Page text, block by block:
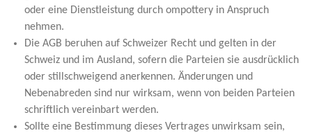
oder eine Dienstleistung durch ompottery in Anspruch
nehmen.
Die AGB beruhen auf Schweizer Recht und gelten in der
Schweiz und im Ausland, sofern die Parteien sie ausdrücklich
oder stillschweigend anerkennen. Änderungen und
Nebenabreden sind nur wirksam, wenn von beiden Parteien
schriftlich vereinbart werden.
Sollte eine Bestimmung dieses Vertrages unwirksam sein,